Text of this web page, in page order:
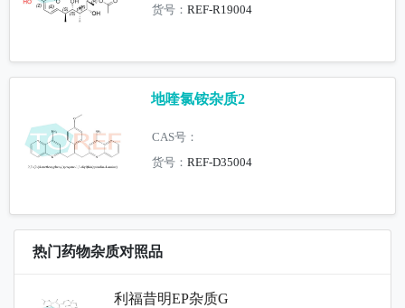
货号：REF-R19004
地喹氯铵杂质2
CAS号：
货号：REF-D35004
热门药物杂质对照品
利福昔明EP杂质G